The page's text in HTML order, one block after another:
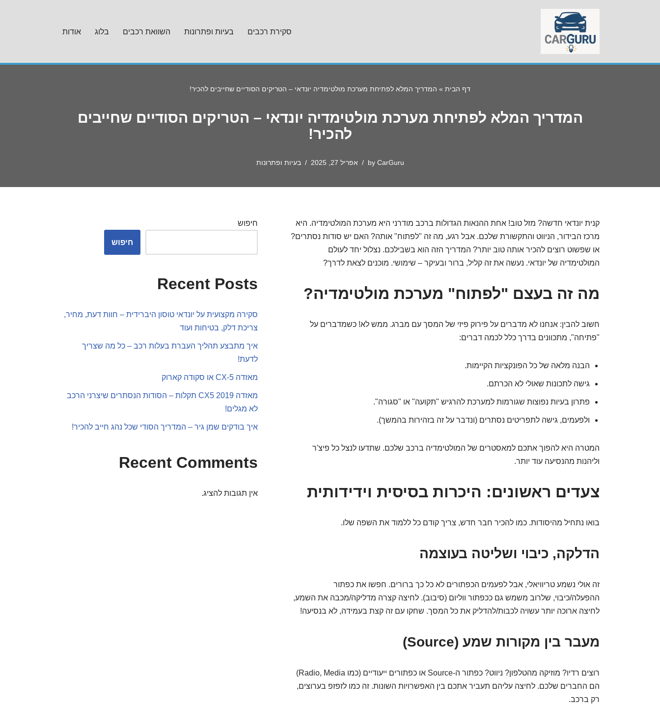
סקירת רכבים בעיות ופתרונות השוואת רכבים בלוג אודות
דף הבית » המדריך המלא לפתיחת מערכת מולטימדיה יונדאי – הטריקים הסודיים שחייבים להכיר!
המדריך המלא לפתיחת מערכת מולטימדיה יונדאי – הטריקים הסודיים שחייבים
להכיר!
by CarGuru אפריל 27, 2025 בעיות ופתרונות
קנית יונדאי חדשה? מזל טוב! אחת ההנאות הגדולות ברכב מודרני היא מערכת המולטימדיה. היא
מרכז הבידור, הניווט והתקשורת שלכם. אבל רגע, מה זה "לפתוח" אותה? האם יש סודות נסתרים?
או שפשוט רוצים להכיר אותה טוב יותר? המדריך הזה הוא בשבילכם. נצלול יחד לעולם
המולטימדיה של יונדאי. נעשה את זה קליל, ברור ובעיקר – שימושי. מוכנים לצאת לדרך?
מה זה בעצם "לפתוח" מערכת מולטימדיה?
חשוב להבין: אנחנו לא מדברים על פירוק פיזי של המסך עם מברג. ממש לא! כשמדברים על
"פתיחה", מתכוונים בדרך כלל לכמה דברים:
הבנה מלאה של כל הפונקציות הקיימות.
גישה לתכונות שאולי לא הכרתם.
פתרון בעיות נפוצות שגורמות למערכת להרגיש "תקועה" או "סגורה".
ולפעמים, גישה לתפריטים נסתרים (ונדבר על זה בזהירות בהמשך).
המטרה היא להפוך אתכם למאסטרים של המולטימדיה ברכב שלכם. שתדעו לנצל כל פיצ'ר
וליהנות מהנסיעה עוד יותר.
צעדים ראשונים: היכרות בסיסית וידידותית
בואו נתחיל מהיסודות. כמו להכיר חבר חדש, צריך קודם כל ללמוד את השפה שלו.
הדלקה, כיבוי ושליטה בעוצמה
זה אולי נשמע טריוויאלי, אבל לפעמים הכפתורים לא כל כך ברורים. חפשו את כפתור
ההפעלה/כיבוי, שלרוב משמש גם ככפתור ווליום (סיבוב). לחיצה קצרה מדליקה/מכבה את השמע,
לחיצה ארוכה יותר עשויה לכבות/להדליק את כל המסך. שחקו עם זה קצת בעמידה, לא בנסיעה!
מעבר בין מקורות שמע (Source)
רוצים רדיו? מוזיקה מהטלפון? ניווט? כפתור ה-Source או כפתורים ייעודיים (כמו Radio, Media)
הם החברים שלכם. לחיצה עליהם תעביר אתכם בין האפשרויות השונות. זה כמו לזפזפ בערוצים,
רק ברכב.
חיפוש
חיפוש
Recent Posts
סקירה מקצועית על יונדאי טוסון היברידית – חוות דעת, מחיר,
צריכת דלק, בטיחות ועוד
איך מתבצע תהליך העברת בעלות רכב – כל מה שצריך
לדעת!
מאזדה CX-5 או סקודה קארוק
מאזדה CX5 2019 תקלות – הסודות הנסתרים שיצרני הרכב
לא מגלים!
איך בודקים שמן גיר – המדריך הסודי שכל נהג חייב להכיר!
Recent Comments
אין תגובות להציג.